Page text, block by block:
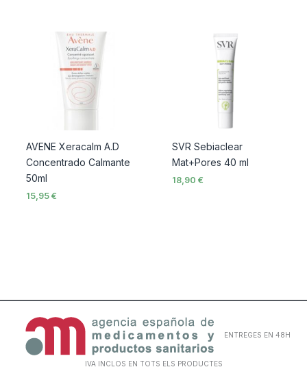
AVENE Xeracalm A.D
Concentrado Calmante
50ml
15,95€
SVR Sebiaclear
Mat+Pores 40 ml
18,90 €
ENTREGES EN 48H
IVA INCLOS EN TOTS ELS PRODUCTES